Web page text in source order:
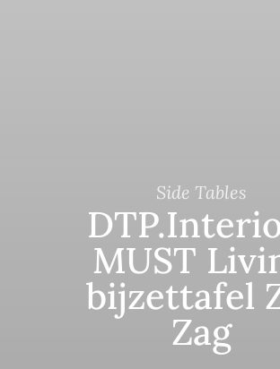
Side Tables
MUST
bijzettafel
Zag